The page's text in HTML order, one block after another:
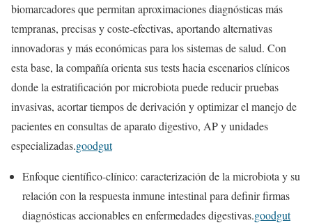
biomarcadores que permitan aproximaciones diagnósticas más
tempranas, precisas y coste‑efectivas, aportando alternativas
innovadoras y más económicas para los sistemas de salud. Con
esta base, la compañía orienta sus tests hacia escenarios clínicos
donde la estratificación por microbiota puede reducir pruebas
invasivas, acortar tiempos de derivación y optimizar el manejo de
pacientes en consultas de aparato digestivo, AP y unidades
especializadas.goodgut
Enfoque científico‑clínico: caracterización de la microbiota y su
relación con la respuesta inmune intestinal para definir firmas
diagnósticas accionables en enfermedades digestivas.goodgut